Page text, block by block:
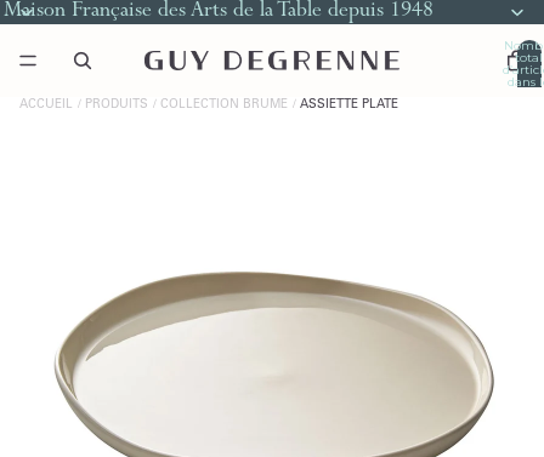
Maison Française des Arts de la Table depuis 1948
total
dans
ACCUEIL PRODUITS COLLECTION BRUME ASSIETTE PLATE